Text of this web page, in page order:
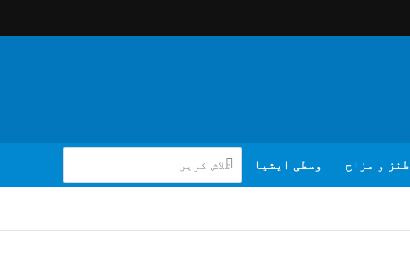
طنز و مزاح وسطی ایشیا